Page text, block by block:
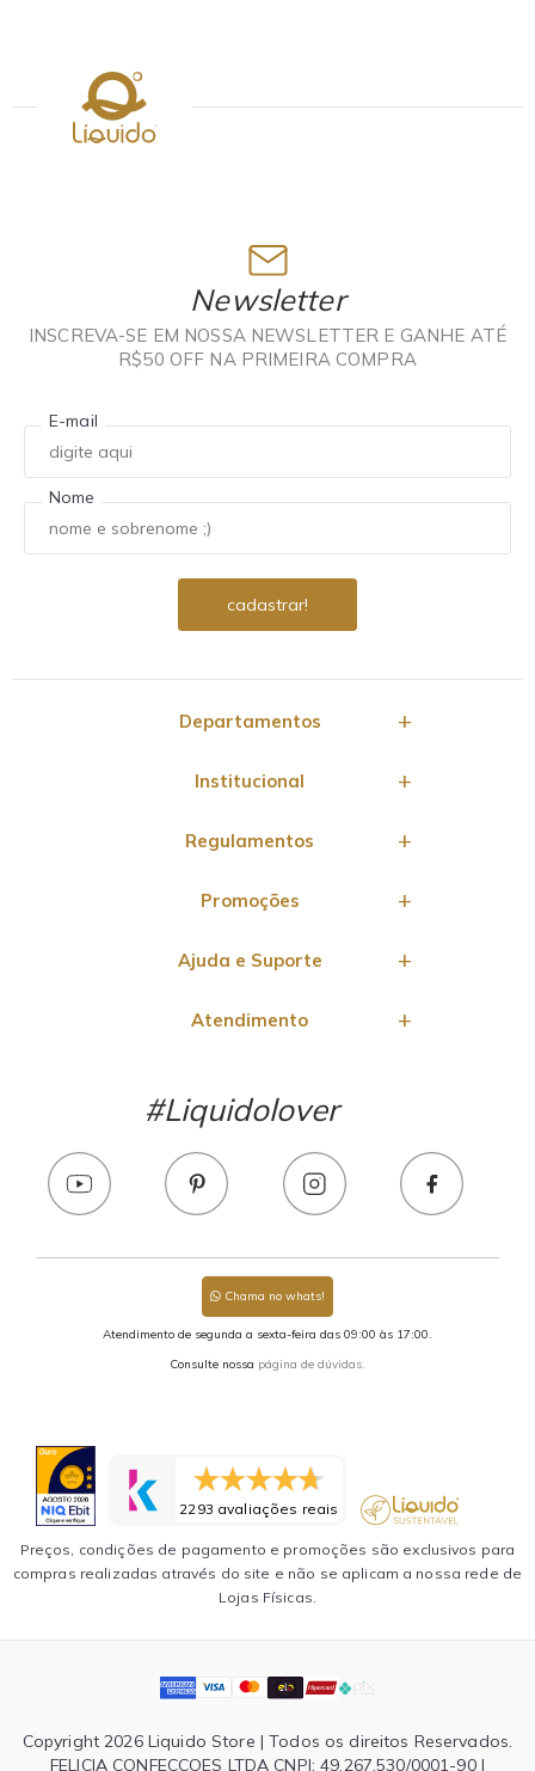
Newsletter
INSCREVA-SE EM NOSSA NEWSLETTER E GANHE ATÉ
R$50 OFF NA PRIMEIRA COMPRA
E-mail
Nome
Departamentos
Institucional
Regulamentos
Promoções
Ajuda e Suporte
Atendimento
#Liquidolover
Chama no whats!
Atendimento de segunda a sexta-feira das 09:00 às 17:00.
Consulte nossa página de dúvidas.
2293 avaliações reais
Preços, condições de pagamento e promoções são exclusivos para
compras realizadas através do site e não se aplicam a nossa rede de
Lojas Físicas.
Copyright 2026 Liquido Store | Todos os direitos Reservados.
FELICIA CONFECCOES LTDA CNPJ: 49.267.530/0001-90 |